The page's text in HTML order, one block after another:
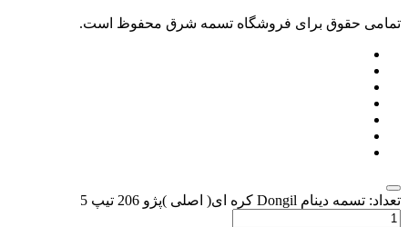
تمامی حقوق برای فروشگاه تسمه شرق محفوظ است.
تعداد: تسمه دینام Dongil کره ای( اصلی )پژو 206 تیپ 5